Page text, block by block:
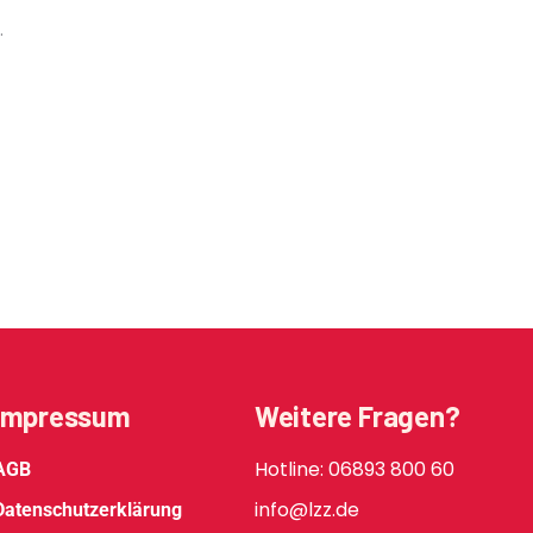
Weitere Fragen?
Hotline: 06893 800 60
info@lzz.de